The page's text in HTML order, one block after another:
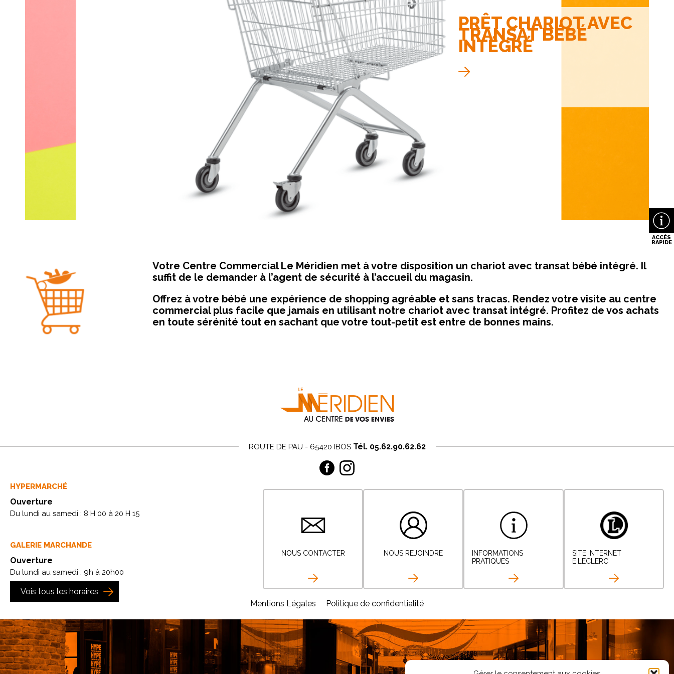
PRÊT CHARIOT AVEC
TRANSAT BÉBÉ
INTÉGRÉ
Votre Centre Commercial Le Méridien met à votre disposition un chariot avec transat bébé intégré. Il
suffit de le demander à l’agent de sécurité à l’accueil du magasin.
Offrez à votre bébé une expérience de shopping agréable et sans tracas. Rendez votre visite au centre
commercial plus facile que jamais en utilisant notre chariot avec transat intégré. Profitez de vos achats
en toute sérénité tout en sachant que votre tout-petit est entre de bonnes mains.
ROUTE DE PAU - 65420 IBOS Tél. 05.62.90.62.62
HYPERMARCHÉ
Ouverture
Du lundi au samedi : 8 H 00 à 20 H 15
GALERIE MARCHANDE
Ouverture
Du lundi au samedi : 9h à 20h00
Vois tous les horaires
NOUS CONTACTER NOUS REJOINDRE
INFORMATIONS
PRATIQUES
SITE INTERNET
E.LECLERC
Mentions Légales Politique de confidentialité